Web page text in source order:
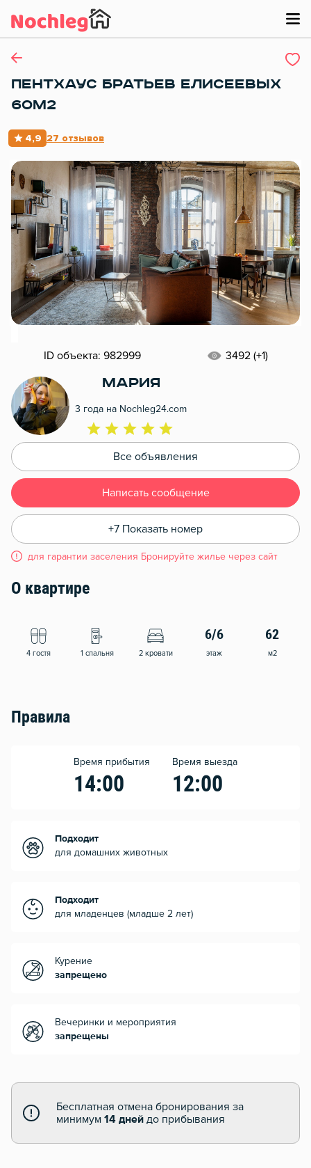
ПЕНТХАУС БРАТЬЕВ ЕЛИСЕЕВЫХ
60М2
4,9 27 отзывов
ID объекта: 982999 3492 (+1)
Мария
3 года на Nochleg24.com
Все объявления
Написать сообщение
+7 Показать номер
для гарантии заселения Бронируйте жилье через сайт
О квартире
4 гостя 1 спальня 2 кровати
6/6
этаж
62
м2
Правила
Время прибытия
14:00
Время выезда
12:00
Подходит
для домашних животных
Подходит
для младенцев (младше 2 лет)
Курение
запрещено
Вечеринки и мероприятия
запрещены
Бесплатная отмена бронирования за
минимум 14 дней до прибывания